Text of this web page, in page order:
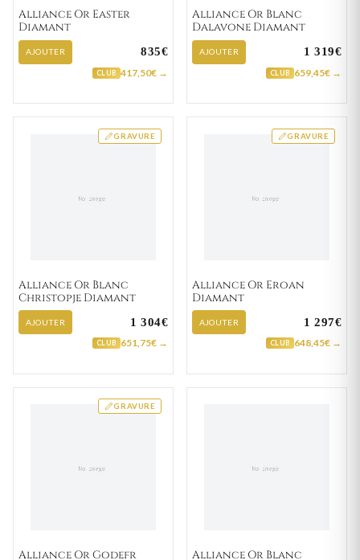
Alliance Or Easter
Diamant
AJOUTER 835€
CLUB 417,50€ →
Alliance Or Blanc
Dalavone Diamant
AJOUTER 1 319€
CLUB 659,45€ →
GRAVURE
Alliance Or Blanc
Christopje Diamant
AJOUTER 1 304€
CLUB 651,75€ →
GRAVURE
Alliance Or Eroan
Diamant
AJOUTER 1 297€
CLUB 648,45€ →
GRAVURE
Alliance Or Godefr
Alliance Or Blanc